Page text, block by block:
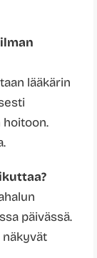
lääkärin
päivässä.